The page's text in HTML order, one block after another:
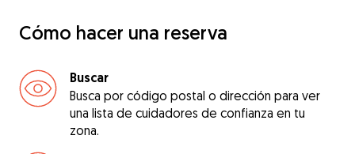
Cómo hacer una reserva
Buscar
Busca por código postal o dirección para ver
una lista de cuidadores de confianza en tu
zona.